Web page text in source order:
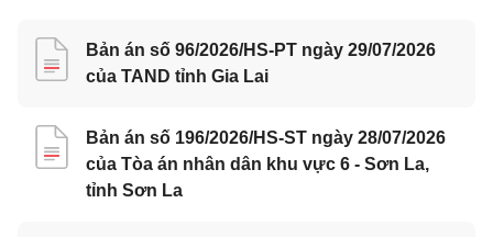
Bản án số 96/2026/HS-PT ngày 29/07/2026
của TAND tỉnh Gia Lai
Bản án số 196/2026/HS-ST ngày 28/07/2026
của Tòa án nhân dân khu vực 6 - Sơn La,
tỉnh Sơn La